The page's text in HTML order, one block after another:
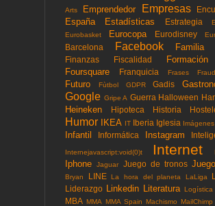
Arts
Emprendedor Empresas
España Estadísticas Estrategia
Eurobasket Eurocopa Eurodisney
Barcelona
Facebook Familia
Finanzas Fiscalidad Formación
Foursquare
Franquicia Frases
Futuro Fùtbol GDPR Gadis
Google Gripe A Guerra Halloween
Heineken Hipoteca Historia
Humor IKEA IT Iberia Iglesia Imágenes
Infantil Informática Instagram
Internejavascript:void(0)t Internet
Iphone Jaguar Juego de tronos
Bryan
LINE La hora del planeta LaLiga
Liderazgo Linkedin Literatura Logística
MBA MMA MMA Spain Machismo MailChimp